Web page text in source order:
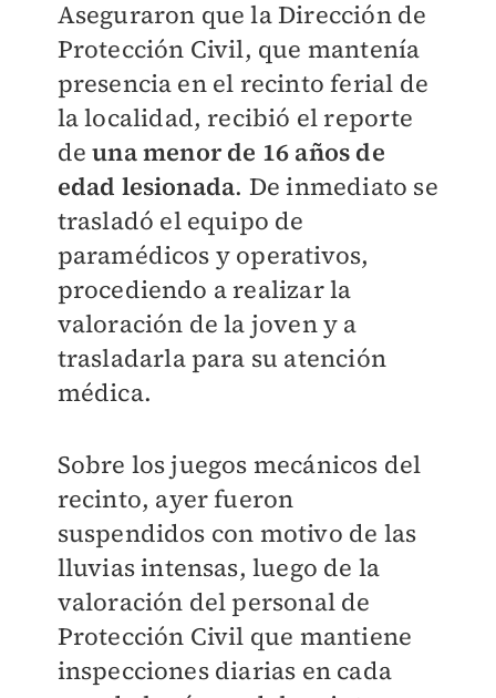
Aseguraron que la Dirección de
Protección Civil, que mantenía
presencia en el recinto ferial de
la localidad, recibió el reporte
deuna menor de 16 años de
edad lesionada. De inmediato se
trasladó el equipo de
paramédicos y operativos,
procediendo a realizar la
valoración de la joven y a
trasladarla para su atención
médica.
Sobre los juegos mecánicos del
recinto, ayer fueron
suspendidos con motivo de las
lluvias intensas, luego de la
valoración del personal de
Protección Civil que mantiene
inspecciones diarias en cada